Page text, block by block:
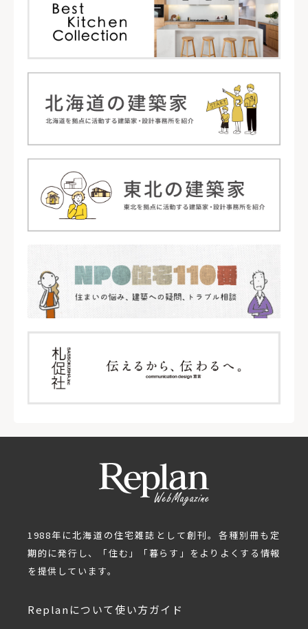
1988年に北海道の住宅雑誌として創刊。各種別冊も定
期的に発行し、「住む」「暮らす」をよりよくする情報
を提供しています。
Replanについて使い方ガイド